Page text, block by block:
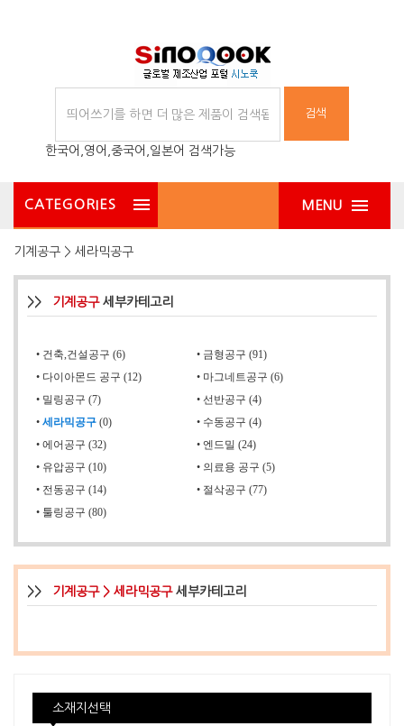
검색
한국어,영어,중국어,일본어 검색가능
CATEGORIES MENU
기계공구 > 세라믹공구
>> 기계공구세부카테고리
• 건축,건설공구 (6) • 금형공구 (91)
• 다이아몬드 공구 (12) • 마그네트공구 (6)
• 밀링공구 (7) • 선반공구 (4)
• 세라믹공구 (0) • 수동공구 (4)
• 에어공구 (32) • 엔드밀 (24)
• 유압공구 (10) • 의료용 공구 (5)
• 전동공구 (14) • 절삭공구 (77)
• 툴링공구 (80)
>> 기계공구 > 세라믹공구세부카테고리
소재지선택